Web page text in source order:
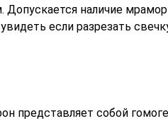
наличие
если разрезать
представляет собой